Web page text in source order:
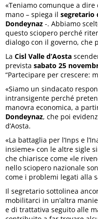
«Teniamo comunque a
mano – spiega ilsegretario
Dondeynaz -. Abbiamo
questo sciopero perché
dialogo con il governo, che
LaCisl Valle d’Aosta
previstasabato 25
“Partecipare per crescere:
«Siamo un sindacato
intransigente perché
manovra economica, a
Dondeynaz, che poi
d’Aosta.
«La battaglia per l’Inps e
insieme» con le altre sigle
che chiarisce come «le
nello sciopero nazionale
come i problemi legati alla
Il segretario sottolinea
mobilitarci in un’altra
e di trattativa seguito alle